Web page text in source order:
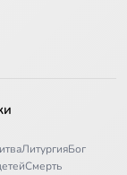
ЛитургияБог
Смерть